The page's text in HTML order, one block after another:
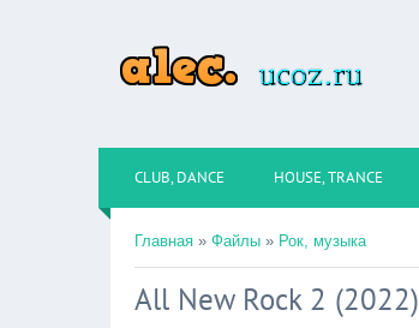
CLUB, DANCE HOUSE, TRANCE
Главная » Файлы » Рок, музыка
All New Rock 2 (2022)